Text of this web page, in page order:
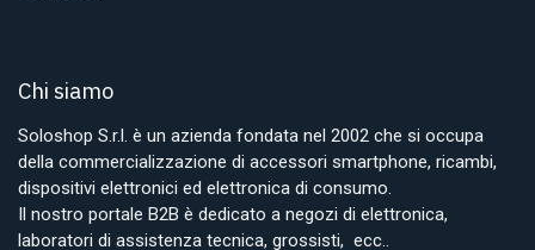
Chi siamo
Soloshop S.r.l. è un azienda fondata nel 2002 che si occupa
della commercializzazione di accessori smartphone, ricambi,
dispositivi elettronici ed elettronica di consumo.
Il nostro portale B2B è dedicato a negozi di elettronica,
laboratori di assistenza tecnica, grossisti, ecc..